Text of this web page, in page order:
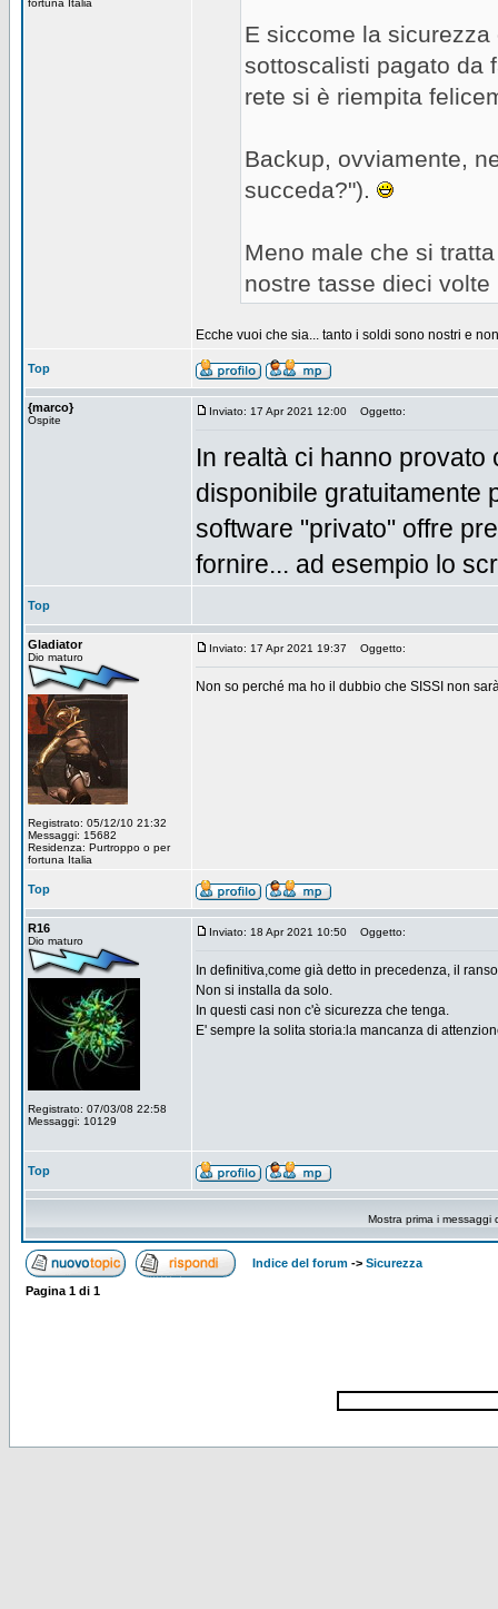
fortuna Italia
E siccome la
sottoscalisti pagato da
rete si è riempita
Backup, ovviamente,
succeda?").
Meno male che si
nostre tasse dieci
Ecche vuoi che sia... tanto i soldi sono nostri e
Top
{marco}
Ospite
Inviato: 17 Apr 2021 12:00 Oggetto:
In realtà ci hanno provato
disponibile gratuitamente
software "privato" offre
fornire... ad esempio lo
Top
Gladiator
Dio maturo
Registrato: 05/12/10 21:32
Messaggi: 15682
Residenza: Purtroppo o per
fortuna Italia
Inviato: 17 Apr 2021 19:37 Oggetto:
Non so perché ma ho il dubbio che SISSI non
Top
R16
Dio maturo
Registrato: 07/03/08 22:58
Messaggi: 10129
Inviato: 18 Apr 2021 10:50 Oggetto:
In definitiva,come già detto in precedenza, il
Non si installa da solo.
In questi casi non c'è sicurezza che tenga.
E' sempre la solita storia:la mancanza di
Top
Mostra prima i messaggi
Indice del forum -> Sicurezza
Pagina 1 di 1